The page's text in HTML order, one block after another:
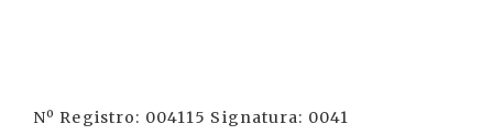
Nº Registro: 004115 Signatura: 0041